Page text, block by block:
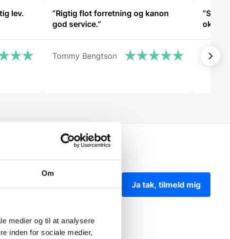
Om
medier og til at analysere
inden for sociale medier,
lev.
“Rigtig flot forretning og kanon
god service.”
Tommy Bengtson
“Sødt
ok
Bendt
Ja tak, tilmeld mig